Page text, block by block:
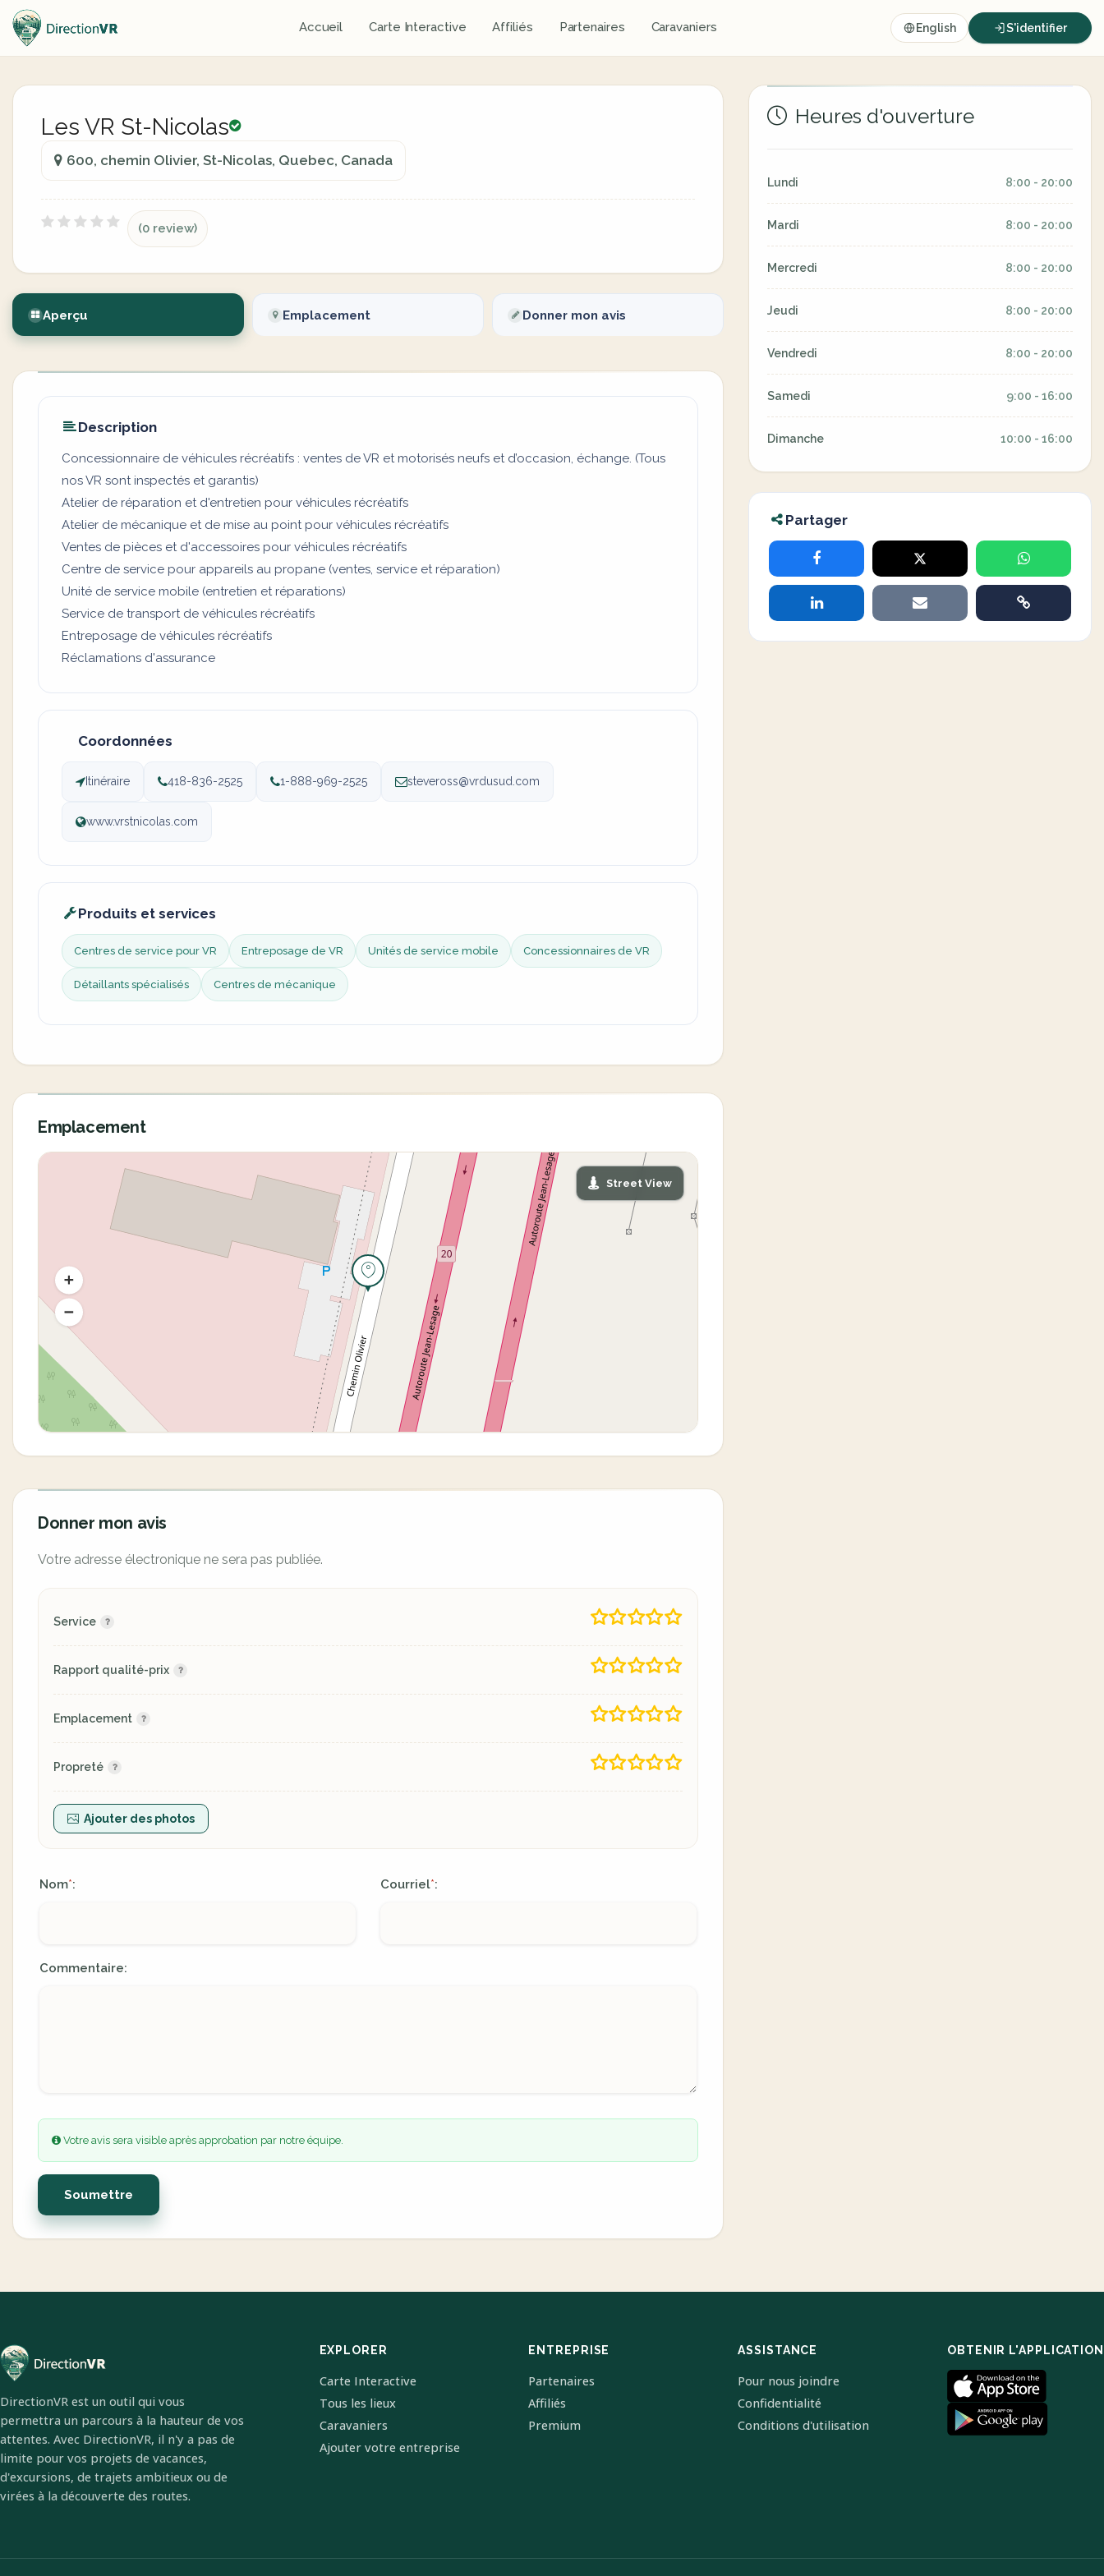
Accueil Carte Interactive Affiliés Partenaires Caravaniers English S'identifier
Les VR St-Nicolas
600, chemin Olivier, St-Nicolas, Quebec, Canada
(0 review)
Aperçu Emplacement Donner mon avis
Description
Concessionnaire de véhicules récréatifs : ventes de VR et motorisés neufs et d’occasion, échange. (Tous
nos VR sont inspectés et garantis)
Atelier de réparation et d'entretien pour véhicules récréatifs
Atelier de mécanique et de mise au point pour véhicules récréatifs
Ventes de pièces et d'accessoires pour véhicules récréatifs
Centre de service pour appareils au propane (ventes, service et réparation)
Unité de service mobile (entretien et réparations)
Service de transport de véhicules récréatifs
Entreposage de véhicules récréatifs
Réclamations d'assurance
Coordonnées
Itinéraire 418-836-2525 1-888-969-2525 steveross@vrdusud.com
www.vrstnicolas.com
Produits et services
Centres de service pour VR Entreposage de VR Unités de service mobile Concessionnaires de VR
Détaillants spécialisés Centres de mécanique
Emplacement
Street View
Donner mon avis
Votre adresse électronique ne sera pas publiée.
Service
Rapport qualité-prix
Emplacement
Propreté
Ajouter des photos
Nom*: Courriel*:
Commentaire:
Votre avis sera visible après approbation par notre équipe.
Soumettre
Heures d'ouverture
Lundi 8:00 - 20:00
Mardi 8:00 - 20:00
Mercredi 8:00 - 20:00
Jeudi 8:00 - 20:00
Vendredi 8:00 - 20:00
Samedi 9:00 - 16:00
Dimanche 10:00 - 16:00
Partager
DirectionVR est un outil qui vous
permettra un parcours à la hauteur de vos
attentes. Avec DirectionVR, il n'y a pas de
limite pour vos projets de vacances,
d'excursions, de trajets ambitieux ou de
virées à la découverte des routes.
EXPLORER
Carte Interactive
Tous les lieux
Caravaniers
Ajouter votre entreprise
ENTREPRISE
Partenaires
Affiliés
Premium
ASSISTANCE
Pour nous joindre
Confidentialité
Conditions d'utilisation
OBTENIR L'APPLICATION